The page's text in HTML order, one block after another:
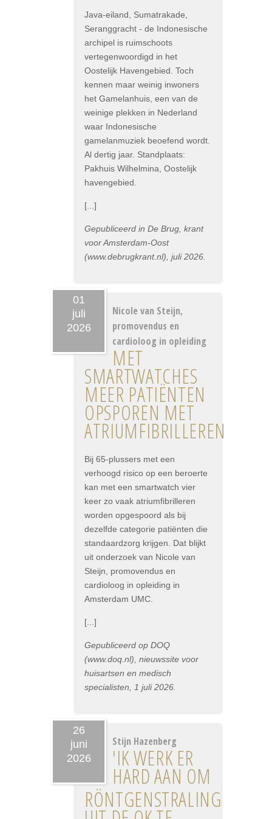
Java-eiland, Sumatrakade,
Seranggracht - de Indonesische
archipel is ruimschoots
vertegenwoordigd in het
Oostelijk Havengebied. Toch
kennen maar weinig inwoners
het Gamelanhuis, een van de
weinige plekken in Nederland
waar Indonesische
gamelanmuziek beoefend wordt.
Al dertig jaar. Standplaats:
Pakhuis Wilhelmina, Oostelijk
havengebied.
[...]
Gepubliceerd in De Brug, krant
voor Amsterdam-Oost
(www.debrugkrant.nl), juli 2026.
01
juli
2026
Nicole van Steijn,
promovendus en
cardioloog in opleiding
MET
SMARTWATCHES
MEER PATIËNTEN
OPSPOREN MET
ATRIUMFIBRILLEREN
Bij 65-plussers met een
verhoogd risico op een beroerte
kan met een smartwatch vier
keer zo vaak atriumfibrilleren
worden opgespoord als bij
dezelfde categorie patiënten die
standaardzorg krijgen. Dat blijkt
uit onderzoek van Nicole van
Steijn, promovendus en
cardioloog in opleiding in
Amsterdam UMC.
[...]
Gepubliceerd op DOQ
(www.doq.nl), nieuwssite voor
huisartsen en medisch
specialisten, 1 juli 2026.
26
juni
2026
Stijn Hazenberg
'IK WERK ER
HARD AAN OM
RÖNTGENSTRALING